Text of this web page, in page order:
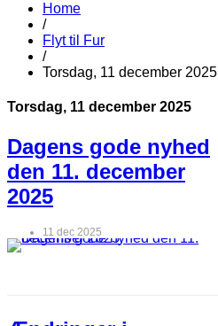
Home
/
Flyt til Fur
/
Torsdag, 11 december 2025
Torsdag, 11 december 2025
Dagens gode nyhed
den 11. december
2025
11 dec 2025